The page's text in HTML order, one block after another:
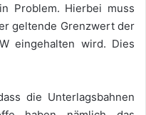
Problem. Hierbei muss
geltende Grenzwert der
eingehalten wird. Dies
die Unterlagsbahnen